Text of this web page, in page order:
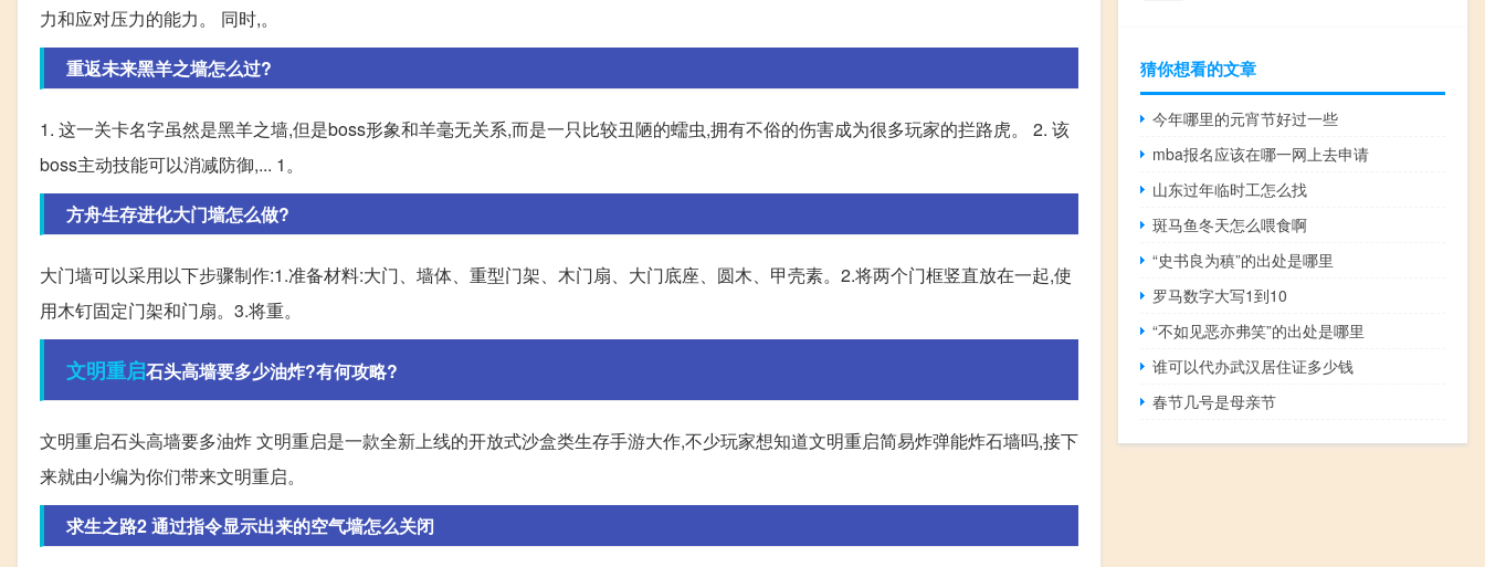
力和应对压力的能力。 同时,。
重返未来黑羊之墙怎么过?
1. 这一关卡名字虽然是黑羊之墙,但是boss形象和羊毫无关系,而是一只比较丑陋的蠕虫,拥有不俗的伤害成为很多玩家的拦路虎。 2. 该
boss主动技能可以消减防御,... 1。
方舟生存进化大门墙怎么做?
大门墙可以采用以下步骤制作:1.准备材料:大门、墙体、重型门架、木门扇、大门底座、圆木、甲壳素。2.将两个门框竖直放在一起,使
用木钉固定门架和门扇。3.将重。
文明重启石头高墙要多少油炸?有何攻略?
文明重启石头高墙要多油炸 文明重启是一款全新上线的开放式沙盒类生存手游大作,不少玩家想知道文明重启简易炸弹能炸石墙吗,接下
来就由小编为你们带来文明重启。
求生之路2 通过指令显示出来的空气墙怎么关闭
猜你想看的文章
今年哪里的元宵节好过一些
mba报名应该在哪一网上去申请
山东过年临时工怎么找
斑马鱼冬天怎么喂食啊
“史书良为稹”的出处是哪里
罗马数字大写1到10
“不如见恶亦弗笑”的出处是哪里
谁可以代办武汉居住证多少钱
春节几号是母亲节